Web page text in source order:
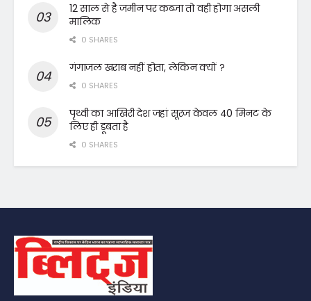
12 साल से है जमीन पर कब्जा तो वही होगा असली
मालिक
0 SHARES
गंगाजल खराब नहीं होता, लेकिन क्यों ?
0 SHARES
पृथ्वी का आखिरी देश जहां सूरज केवल 40 मिनट के
लिए ही डूबता है
0 SHARES